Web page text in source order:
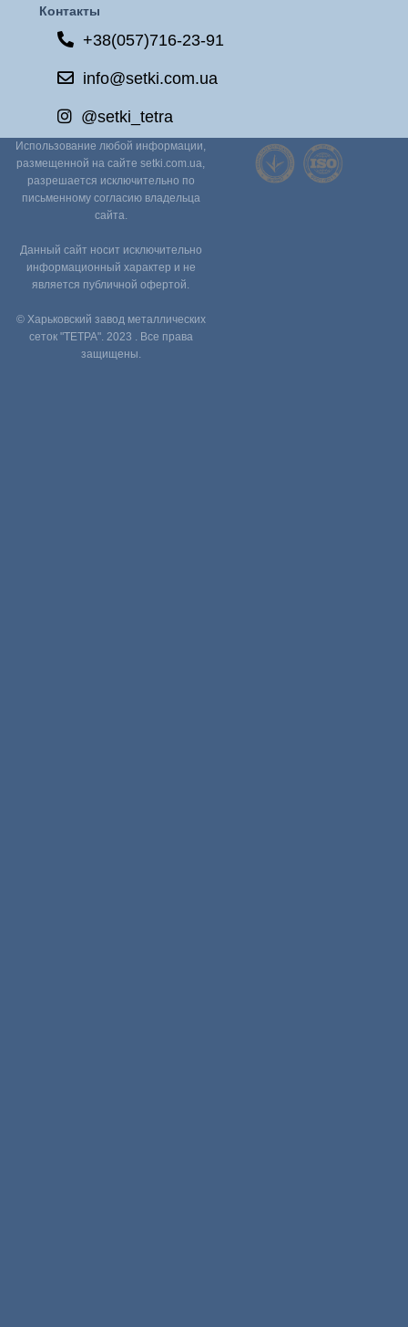
Контакты
+38(057)716-23-91
info@setki.com.ua
@setki_tetra
Использование любой информации,
размещенной на сайте setki.com.ua,
разрешается исключительно по
письменному согласию владельца
сайта.
Данный сайт носит исключительно
информационный характер и не
является публичной офертой.
© Харьковский завод металлических
сеток "ТЕТРА". 2023 . Все права
защищены.